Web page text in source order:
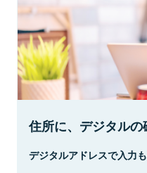
住所に、デジタルの
デジタルアドレスで入力